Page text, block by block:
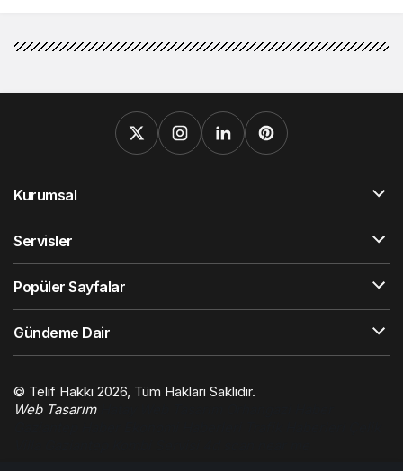
Kurumsal
Servisler
Popüler Sayfalar
Gündeme Dair
© Telif Hakkı 2026, Tüm Hakları Saklıdır.
Web Tasarım